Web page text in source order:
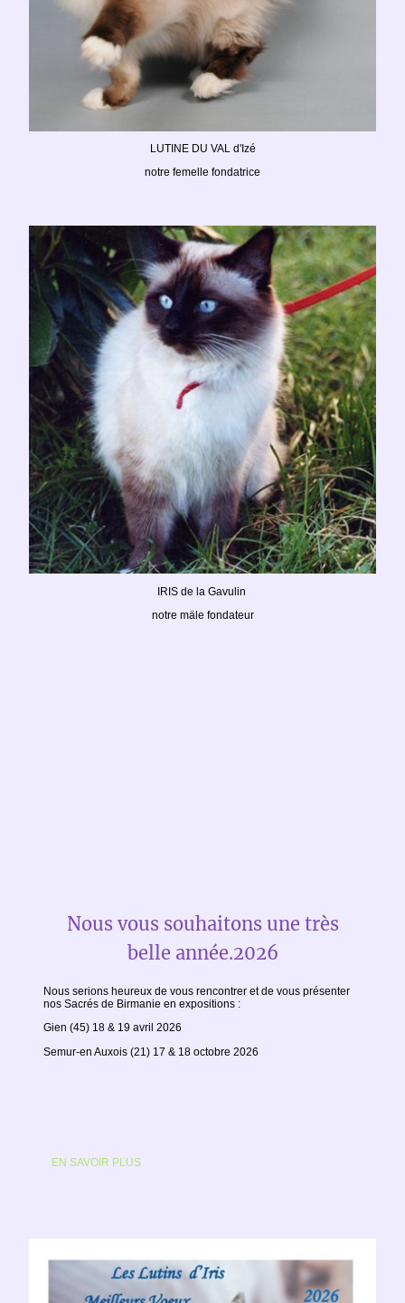
LUTINE DU VAL d'Izé
notre femelle fondatrice
IRIS de la Gavulin
notre mäle fondateur
Nous vous souhaitons une très
belle année.2026
Nous serions heureux de vous rencontrer et de vous présenter
nos Sacrés de Birmanie en expositions :
Gien (45) 18 & 19 avril 2026
Semur-en Auxois (21) 17 & 18 octobre 2026
EN SAVOIR PLUS